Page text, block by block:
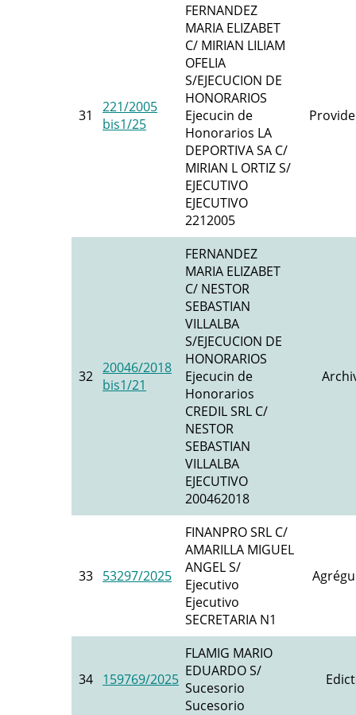
31
221/2005
bis1/25
FERNANDEZ
MARIA ELIZABET
C/ MIRIAN LILIAM
OFELIA
S/EJECUCION DE
HONORARIOS
Ejecucin de
Honorarios LA
DEPORTIVA SA C/
MIRIAN L ORTIZ S/
EJECUTIVO
EJECUTIVO
2212005
32 20046/2018
bis1/21
FERNANDEZ
MARIA ELIZABET
C/ NESTOR
SEBASTIAN
VILLALBA
S/EJECUCION DE
HONORARIOS
Ejecucin de
Honorarios
CREDIL SRL C/
NESTOR
SEBASTIAN
VILLALBA
EJECUTIVO
200462018
33 53297/2025
FINANPRO SRL C/
AMARILLA MIGUEL
ANGEL S/
Ejecutivo
Ejecutivo
SECRETARIA N1
34 159769/2025
FLAMIG MARIO
EDUARDO S/
Sucesorio
Sucesorio